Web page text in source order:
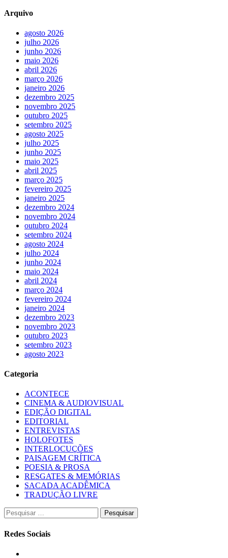
Arquivo
agosto 2026
julho 2026
junho 2026
maio 2026
abril 2026
março 2026
janeiro 2026
dezembro 2025
novembro 2025
outubro 2025
setembro 2025
agosto 2025
julho 2025
junho 2025
maio 2025
abril 2025
março 2025
fevereiro 2025
janeiro 2025
dezembro 2024
novembro 2024
outubro 2024
setembro 2024
agosto 2024
julho 2024
junho 2024
maio 2024
abril 2024
março 2024
fevereiro 2024
janeiro 2024
dezembro 2023
novembro 2023
outubro 2023
setembro 2023
agosto 2023
Categoria
ACONTECE
CINEMA & AUDIOVISUAL
EDIÇÃO DIGITAL
EDITORIAL
ENTREVISTAS
HOLOFOTES
INTERLOCUÇÕES
PAISAGEM CRÍTICA
POESIA & PROSA
RESGATES & MEMÓRIAS
SACADA ACADÊMICA
TRADUÇÃO LIVRE
Pesquisar
por:
Redes Sociais